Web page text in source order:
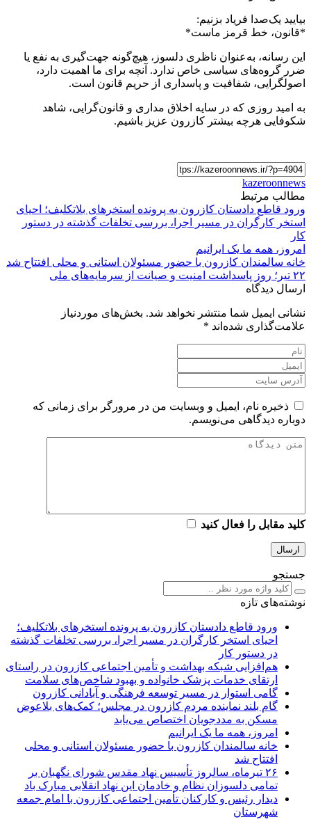
بیایید یک‌صدا فریاد بزنیم:
*قانون، خط قرمز ماست*
این رسانه، به‌عنوان ناظری دلسوز، هیچ‌گونه جهت‌گیری به نفع یا
ضرر گروه‌های سیاسی خاص ندارد. آنچه برای ما اهمیت دارد،
اصولگرایی، شفافیت و پاسداری از حریم قانون است.
به امید روزی که در سایه اخلاق مداری و قانون‌گرایی، شاهد
شکوفایی هرچه بیشتر کازرون عزیز باشیم.
kazeroonnews
مطالب مرتبط
ورود قاطع دادستان کازرون به پرونده استخرهای بلاتکلیف؛ احیای
استخر کارگران در مسیر اجرا، بررسی تخلفات گذشته در دستور
کار
امروز، همه ما یک ایرانیم
خانه سالمندان کازرون با حضور مسئولان استانی و محلی افتتاح شد
۲۲ تیر؛ روز پاسداشت امنیت و صیانت از سرمایه‌های ملی
ارسال دیدگاه
نشانی ایمیل شما منتشر نخواهد شد. بخش‌های موردنیاز
علامت‌گذاری شده‌اند *
ذخیره نام، ایمیل و وبسایت من در مرورگر برای زمانی که
دوباره دیدگاهی می‌نویسم.
کلید مقابل را فعال کنید
جستجو
نوشته‌های تازه
ورود قاطع دادستان کازرون به پرونده استخرهای بلاتکلیف؛
احیای استخر کارگران در مسیر اجرا، بررسی تخلفات گذشته
در دستور کار
هم‌افزایی شبکه بهداشت و تأمین اجتماعی کازرون در راستای
ارتقای خدمات پزشک خانواده و بهبود شاخص‌های سلامت
گامی استوار در مسیر توسعه فرهنگی و آبادانی کازرون
گام بلند نماینده مردم کازرون در مجلس؛ کمک‌های بلاعوض
مسکن به مددجویان اختصاص می‌یابد
امروز، همه ما یک ایرانیم
خانه سالمندان کازرون با حضور مسئولان استانی و محلی
افتتاح شد
۲۶ تیرماه، سالروز تأسیس نهاد مقدس شورای نگهبان بر
تمامی دلسوزان نظام و خادمان این نهاد انقلابی مبارک باد
دیدار رئیس و کارکنان تأمین اجتماعی کازرون با امام جمعه
شهرستان